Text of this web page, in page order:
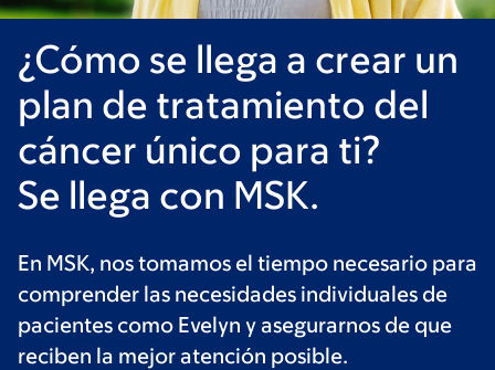
¿Cómo se llega a crear un
plan de tratamiento del
cáncer único para ti?
Se llega con MSK.
En MSK, nos tomamos el tiempo necesario para
comprender las necesidades individuales de
pacientes como Evelyn y asegurarnos de que
reciben la mejor atención posible.